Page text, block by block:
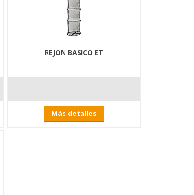
REJON BASICO ET
Más detalles